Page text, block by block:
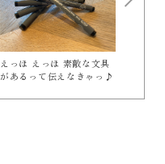
えっほ えっほ 素敵な文具
があるって伝えなきゃっ♪